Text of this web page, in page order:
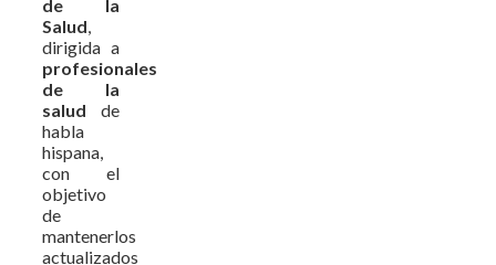
de la
Salud,
dirigida a
profesionales
de la
salud de
habla
hispana,
con el
objetivo
de
mantenerlos
actualizados